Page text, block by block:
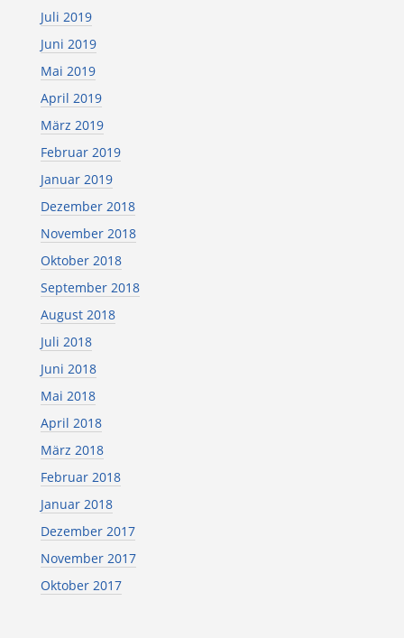
Juli 2019
Juni 2019
Mai 2019
April 2019
März 2019
Februar 2019
Januar 2019
Dezember 2018
November 2018
Oktober 2018
September 2018
August 2018
Juli 2018
Juni 2018
Mai 2018
April 2018
März 2018
Februar 2018
Januar 2018
Dezember 2017
November 2017
Oktober 2017